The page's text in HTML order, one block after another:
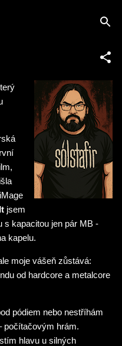
obsah
jsem
s kapacitou jen pár MB -
kapelu.
moje vášeň zůstává:
od hardcore a metalcore
pódiem nebo nestříhám
počítačovým hrám.
hlavu u silných